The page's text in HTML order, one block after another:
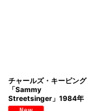
チャールズ・キーピング
「Sammy
Streetsinger」1984年